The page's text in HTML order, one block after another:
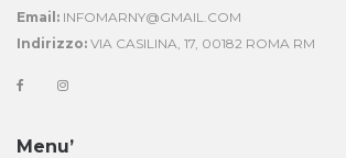
Email: INFOMARNY@GMAIL.COM
Indirizzo: VIA CASILINA, 17, 00182 ROMA RM
Menu’